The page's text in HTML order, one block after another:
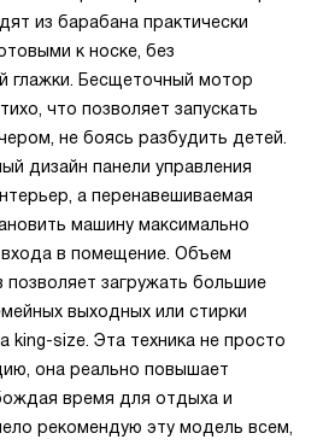
из барабана практически
к носке, без
глажки. Бесщеточный мотор
что позволяет запускать
не боясь разбудить детей.
дизайн панели управления
а перенавешиваемая
машину максимально
в помещение. Объем
позволяет загружать большие
выходных или стирки
king-size. Эта техника не просто
она реально повышает
время для отдыха и
рекомендую эту модель всем,